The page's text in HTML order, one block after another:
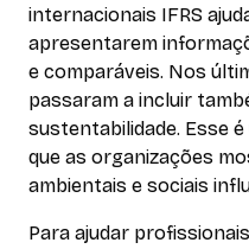
internacionais IFRS
apresentarem
e comparáveis. Nos
passaram a incluir
sustentabilidade. Esse
que as organizações
ambientais e sociais
Para ajudar